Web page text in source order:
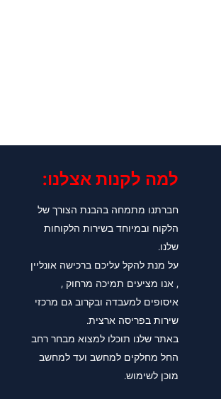
למה לקנות אצלנו:​
חברתנו מתמחה בהבנת הצורך של
הלקוח ובמיוחד בשירות הלקוחות
שלנו.
על מנת להקל עליכם ברכישה אונליין
, אנו מציעים תמיכה מרחוק ,
איסופים למעבדה ובקרוב גם מרכזי
שירות בפריסה ארצית.
באתר שלנו תוכלו למצוא מבחר רחב
החל מחלקים למחשב ועד למחשב
מוכן לשימוש.